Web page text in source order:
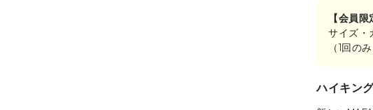
【会員
サイズ・
（1回の
ハイキン